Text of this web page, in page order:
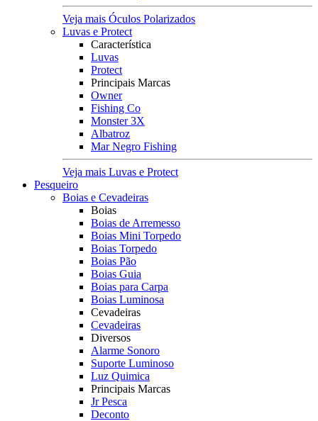
Veja mais Óculos Polarizados
Luvas e Protect
Característica
Luvas
Protect
Principais Marcas
Owner
Fishing Co
Monster 3X
Albatroz
Mar Negro Fishing
Veja mais Luvas e Protect
Pesqueiro
Boias e Cevadeiras
Boias
Boias de Arremesso
Boias Mini Torpedo
Boias Torpedo
Boias Pão
Boias Guia
Boias para Carpa
Boias Luminosa
Cevadeiras
Cevadeiras
Diversos
Alarme Sonoro
Suporte Luminoso
Luz Quimica
Principais Marcas
Jr Pesca
Deconto